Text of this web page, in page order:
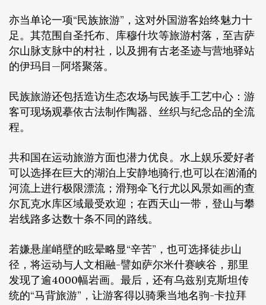
亦当单论一项“民族旅游”，这对外国游客始终魅力十
足。其范围自圣托布、库穆什坎等旅游村落，至吉萨
尔山脉支脉中的村社，以及拥有古老圣迹与营地驿站
的伊玛目—阿塔聚落。
民族旅游还包括造访生态农场与民族手工艺中心：游
客可现场观摹依古法制作陶器、丝织与纪念品的全流
程。
共和国在运动旅游方面也潜力优良。水上娱乐爱好者
可以选择在巨大的湖泊上安静地骑行,也可以在汹涌的
河流上进行极限漂流；滑翔伞飞行尤以风景如画的查
尔瓦克水库区域最受欢迎；在西天山一带，登山与攀
岩线路多达数十条不同的路线。
若嫌悬崖峭壁的眩晕略显“辛苦”，也可选择徒步山
径，将运动与人文相融-譬如萨尔米什赛峡谷，那里
发现了逾4000幅岩画。最后，还有乌兹别克斯坦传
统的“马背旅游”，让游客得以骑乘当地名驹-卡拉拜